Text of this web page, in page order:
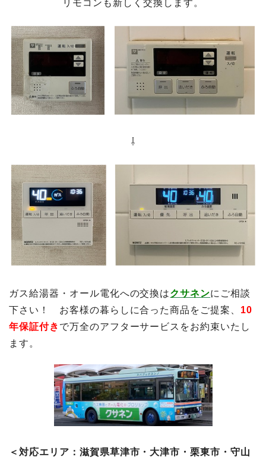
リモコンも新しく交換します。
⇩
ガス給湯器・オール電化への交換はクサネンにご相談
下さい！ お客様の暮らしに合った商品をご提案、 10
年保証付き で万全のアフターサービスをお約束いたし
ます。
＜対応エリア：滋賀県草津市・大津市・栗東市・守山